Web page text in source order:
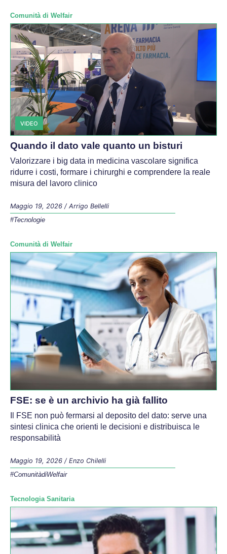
Comunità di Welfair
VIDEO
Quando il dato vale quanto un bisturi
Valorizzare i big data in medicina vascolare significa
ridurre i costi, formare i chirurghi e comprendere la reale
misura del lavoro clinico
Maggio 19, 2026 / Arrigo Bellelli
#Tecnologie
Comunità di Welfair
FSE: se è un archivio ha già fallito
Il FSE non può fermarsi al deposito del dato: serve una
sintesi clinica che orienti le decisioni e distribuisca le
responsabilità
Maggio 19, 2026 / Enzo Chilelli
#ComunitàdiWelfair
Tecnologia Sanitaria